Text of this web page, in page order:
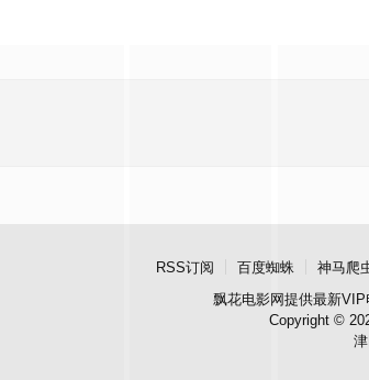
RSS订阅 百度蜘蛛 神马爬
飘花电影网提供最新
Copyright ©